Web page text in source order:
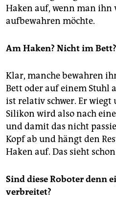
Haken auf, wenn man
aufbewahren möchte.
Am Haken? Nicht im Bett?
Klar, manche bewahren
Bett oder auf einem Stuhl
ist relativ schwer. Er wiegt
Silikon wird also nach
und damit das nicht
Kopf ab und hängt den
Haken auf. Das sieht
Sind diese Roboter denn
verbreitet?